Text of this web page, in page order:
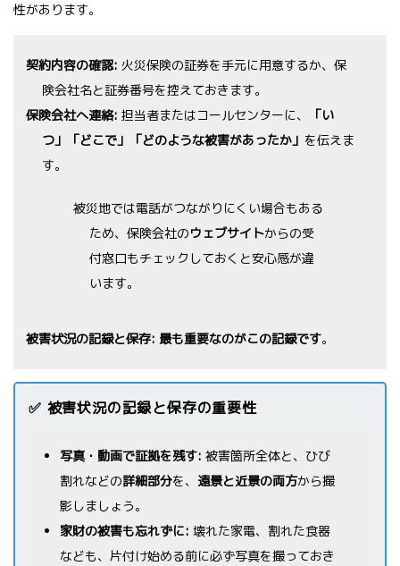
性があります。
契約内容の確認: 火災保険の証券を手元に用意するか、保
険会社名と証券番号を控えておきます。
保険会社へ連絡: 担当者またはコールセンターに、
「い
つ」「どこで」「どのような被害があったか」 を伝えま
す。
被災地では電話がつながりにくい場合もある
ため、保険会社のウェブサイトからの受
付窓口もチェックしておくと安心感が違
います。
被害状況の記録と保存: 最も重要なのがこの記録です。
✅ 被害状況の記録と保存の重要性
写真・動画で証拠を残す: 被害箇所全体と、ひび
割れなどの詳細部分を、 遠景と近景の両方から撮
影しましょう。
家財の被害も忘れずに: 壊れた家電、割れた食器
なども、片付け始める前に必ず写真を撮っておき